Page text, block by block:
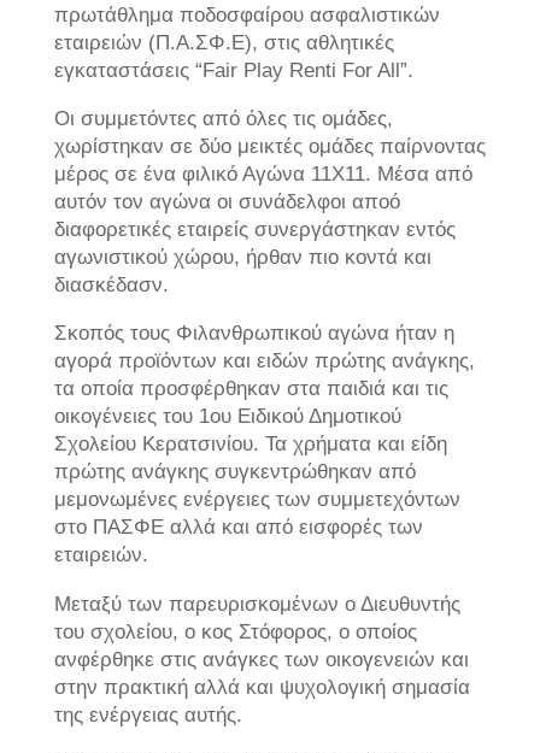
πρωτάθλημα ποδοσφαίρου ασφαλιστικών
εταιρειών (Π.Α.ΣΦ.Ε), στις αθλητικές
εγκαταστάσεις “Fair Play Renti For All”.
Οι συμμετόντες από όλες τις ομάδες,
χωρίστηκαν σε δύο μεικτές ομάδες παίρνοντας
μέρος σε ένα φιλικό Αγώνα 11Χ11. Μέσα από
αυτόν τον αγώνα οι συνάδελφοι αποό
διαφορετικές εταιρείς συνεργάστηκαν εντός
αγωνιστικού χώρου, ήρθαν πιο κοντά και
διασκέδασν.
Σκοπός τους Φιλανθρωπικού αγώνα ήταν η
αγορά προϊόντων και ειδών πρώτης ανάγκης,
τα οποία προσφέρθηκαν στα παιδιά και τις
οικογένειες του 1ου Ειδικού Δημοτικού
Σχολείου Κερατσινίου. Τα χρήματα και είδη
πρώτης ανάγκης συγκεντρώθηκαν από
μεμονωμένες ενέργειες των συμμετεχόντων
στο ΠΑΣΦΕ αλλά και από εισφορές των
εταιρειών.
Μεταξύ των παρευρισκομένων ο Διευθυντής
του σχολείου, ο κος Στόφορος, ο οποίος
ανφέρθηκε στις ανάγκες των οικογενειών και
στην πρακτική αλλά και ψυχολογική σημασία
της ενέργειας αυτής.